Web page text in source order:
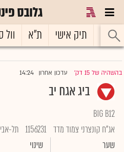
גלובס
ראשי תיק אישי ת"א
בהשהיה של 15 דק' |עדכון אחרון 14:24
ביג אגח יב
BIG B12
אג"ח קונצרני צמוד מדד 1156231 תל-
שער
שינוי